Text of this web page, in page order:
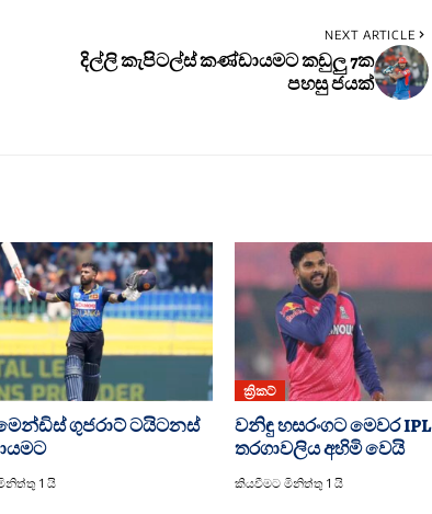
NEXT ARTICLE
දිල්ලි කැපිටල්ස් කණ්ඩායමට කඩුලු 7ක
පහසු ජයක්
ගුජරාට් ටයිටනස්
1 යි
ක්‍රිකට්
වනිඳු හසරංගට මෙවර IPL
තරගාවලිය අහිමි වෙයි
කියවීමට මිනිත්තු 1 යි